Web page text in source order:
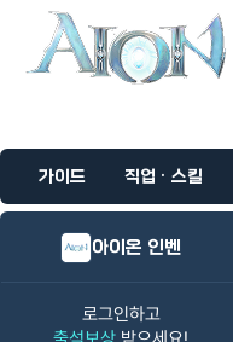
가이드 직업 · 스킬
아이온 인벤
로그인하고